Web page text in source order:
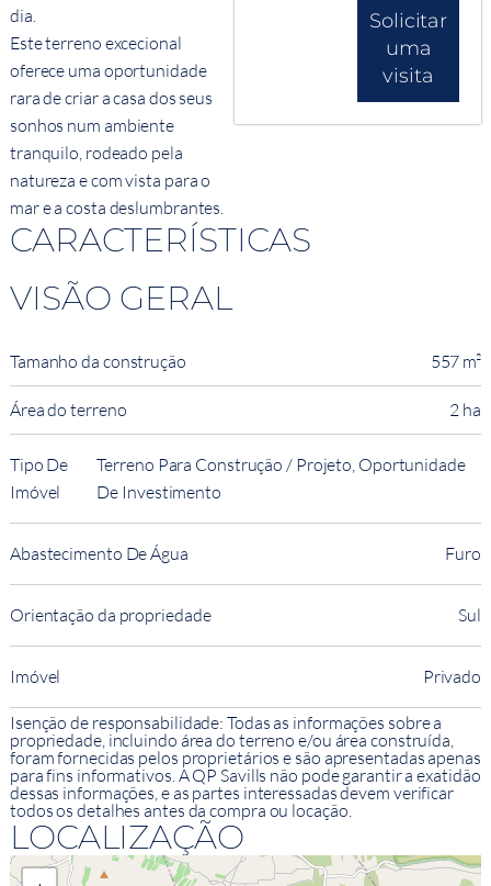
dia.
Este terreno excecional
oferece uma oportunidade
rara de criar a casa dos seus
sonhos num ambiente
tranquilo, rodeado pela
natureza e com vista para o
mar e a costa deslumbrantes.
Solicitar
uma
visita
CARACTERÍSTICAS
VISÃO GERAL
Tamanho da construção 557 m²
Área do terreno 2 ha
Tipo De
Imóvel
Terreno Para Construção / Projeto, Oportunidade
De Investimento
Abastecimento De Água Furo
Orientação da propriedade Sul
Imóvel Privado
Isenção de responsabilidade: Todas as informações sobre a
propriedade, incluindo área do terreno e/ou área construída,
foram fornecidas pelos proprietários e são apresentadas apenas
para fins informativos. A QP Savills não pode garantir a exatidão
dessas informações, e as partes interessadas devem verificar
todos os detalhes antes da compra ou locação.
LOCALIZAÇÃO